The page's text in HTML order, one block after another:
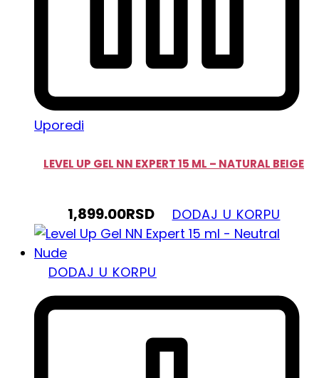
Uporedi
LEVEL UP GEL NN EXPERT 15 ML – NATURAL BEIGE
1,899.00RSD DODAJ U KORPU
DODAJ U KORPU